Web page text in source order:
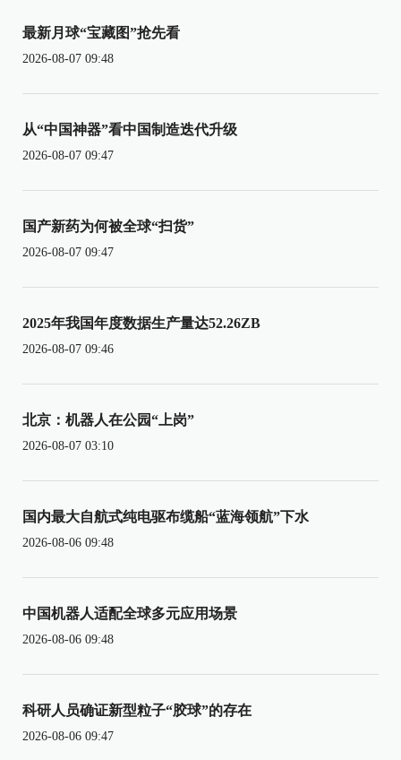
最新月球“宝藏图”抢先看
2026-08-07 09:48
从“中国神器”看中国制造迭代升级
2026-08-07 09:47
国产新药为何被全球“扫货”
2026-08-07 09:47
2025年我国年度数据生产量达52.26ZB
2026-08-07 09:46
北京：机器人在公园“上岗”
2026-08-07 03:10
国内最大自航式纯电驱布缆船“蓝海领航”下水
2026-08-06 09:48
中国机器人适配全球多元应用场景
2026-08-06 09:48
科研人员确证新型粒子“胶球”的存在
2026-08-06 09:47